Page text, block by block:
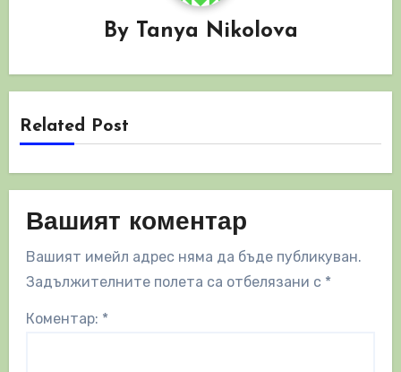
By Tanya Nikolova
Related Post
Вашият коментар
Вашият имейл адрес няма да бъде публикуван.
Задължителните полета са отбелязани с *
Коментар: *